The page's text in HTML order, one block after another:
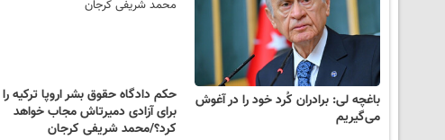
باغچه لی: برادران کُرد خود را در آغوش
می‌گیریم
حکم دادگاه حقوق بشر اروپا ترکیه را
برای آزادی دمیرتاش مجاب خواهد
کرد؟/محمد شریفی کرجان